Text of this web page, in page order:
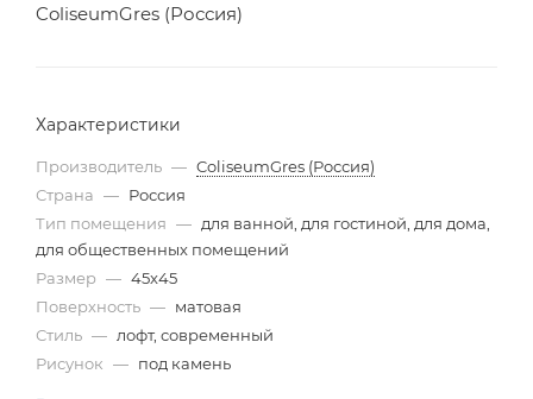
ColiseumGres (Россия)
Характеристики
Производитель — ColiseumGres (Россия)
Страна — Россия
Тип помещения — для ванной, для гостиной, для дома,
для общественных помещений
Размер — 45x45
Поверхность — матовая
Стиль — лофт, современный
Рисунок — под камень